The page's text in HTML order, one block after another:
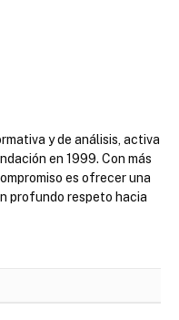
y de análisis, activa
en 1999. Con más
es ofrecer una
profundo respeto hacia